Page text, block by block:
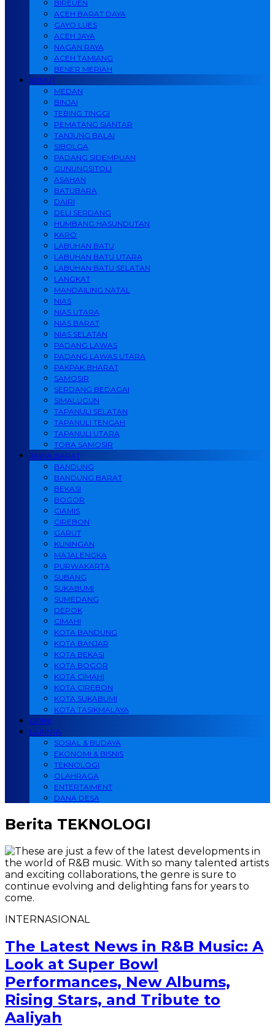
BIREUEN
ACEH BARAT DAYA
GAYO LUES
ACEH JAYA
NAGAN RAYA
ACEH TAMIANG
BENER MERIAH
SUMUT
MEDAN
BINJAI
TEBING TINGGI
PEMATANG SIANTAR
TANJUNG BALAI
SIBOLGA
PADANG SIDEMPUAN
GUNUNGSITOLI
ASAHAN
BATUBARA
DAIRI
DELI SERDANG
HUMBANG HASUNDUTAN
KARO
LABUHAN BATU
LABUHAN BATU UTARA
LABUHAN BATU SELATAN
LANGKAT
MANDAILING NATAL
NIAS
NIAS UTARA
NIAS BARAT
NIAS SELATAN
PADANG LAWAS
PADANG LAWAS UTARA
PAKPAK BHARAT
SAMOSIR
SERDANG BEDAGAI
SIMALUGUN
TAPANULI SELATAN
TAPANULI TENGAH
TAPANULI UTARA
TOBA SAMOSIR
JAWA BARAT
BANDUNG
BANDUNG BARAT
BEKASI
BOGOR
CIAMIS
CIREBON
GARUT
KUNINGAN
MAJALENGKA
PURWAKARTA
SUBANG
SUKABUMI
SUMEDANG
DEPOK
CIMAHI
KOTA BANDUNG
KOTA BANJAR
KOTA BEKASI
KOTA BOGOR
KOTA CIMAHI
KOTA CIREBON
KOTA SUKABUMI
KOTA TASIKMALAYA
OPINI
LAINNYA
SOSIAL & BUDAYA
EKONOMI & BISNIS
TEKNOLOGI
OLAHRAGA
ENTERTAIMENT
DANA DESA
Berita TEKNOLOGI
INTERNASIONAL
The Latest News in R&B Music: A
Look at Super Bowl
Performances, New Albums,
Rising Stars, and Tribute to
Aaliyah